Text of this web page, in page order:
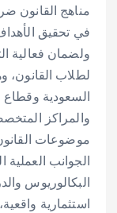
مناهج القانون
في تحقيق الأهداف
ولضمان فعالية
لطلاب القانون،
السعودية وقطاع
والمراكز
موضوعات
الجوانب العملية
البكالوريوس
استثمارية